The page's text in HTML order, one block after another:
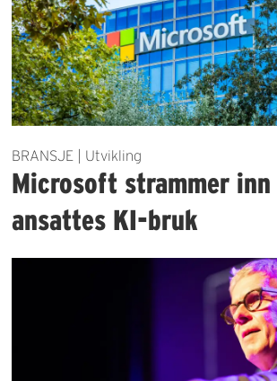
BRANSJE | Utvikling
Microsoft strammer inn
ansattes KI-bruk